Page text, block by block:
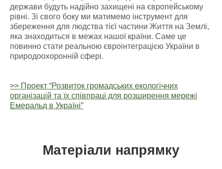
держави будуть надійно захищені на європейському
рівні. Зі свого боку ми матимемо інструмент для
збереження для людства тієї частини Життя на Землі,
яка знаходиться в межах нашої країни. Саме це
повинно стати реальною євроінтеграцією України в
природоохоронній сфері.
>> Проект “Розвиток громадських екологічних
організацій та їх співпраці для розширення мережі
Емеральд в Україні”
Матеріали напрямку